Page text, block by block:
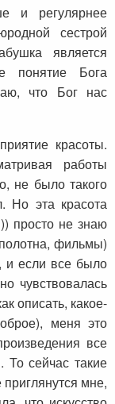
и регулярнее
сестрой
является
понятие Бога
что Бог нас
красоты.
работы
не было такого
Но эта красота
просто не знаю
фильмы)
и если все было
чувствовалась
описать, какое-
меня это
все
сейчас такие
мне,